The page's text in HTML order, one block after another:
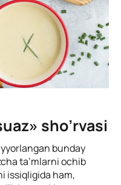
sho’rvasi
bunday
ta’mlarni ochib
issiqligida ham,